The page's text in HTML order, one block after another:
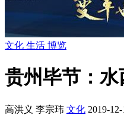
文化 生活 博览
贵州毕节：
高洪义 李宗玮 文化 2019-